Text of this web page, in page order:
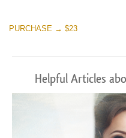
PURCHASE → $23
Helpful Articles